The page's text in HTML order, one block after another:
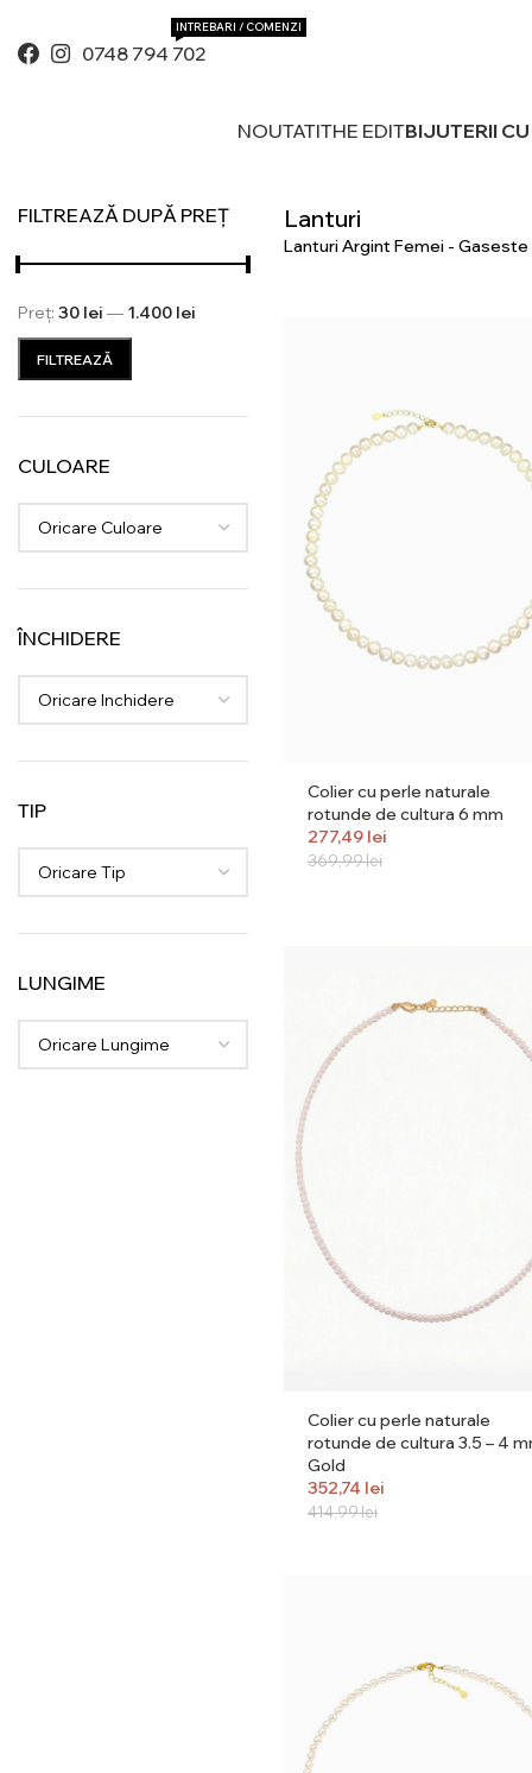
0748 794 702
INTREBARI / COMENZI
NOUTATITHE EDITBIJUTERII
FILTREAZĂ DUPĂ PREȚ
Preț
minim
Preț
maxim
FILTREAZĂ
Preț: 30 lei — 1.400 lei
CULOARE
Oricare Culoare
ÎNCHIDERE
Oricare Inchidere
TIP
Oricare Tip
LUNGIME
Oricare Lungime
Lanturi
Lanturi Argint Femei -
Colier cu perle naturale
rotunde de cultura 6 mm
369,99lei
277,49 lei
Colier cu perle naturale
rotunde de cultura 3.5 – 4
Gold
414,99lei
352,74 lei